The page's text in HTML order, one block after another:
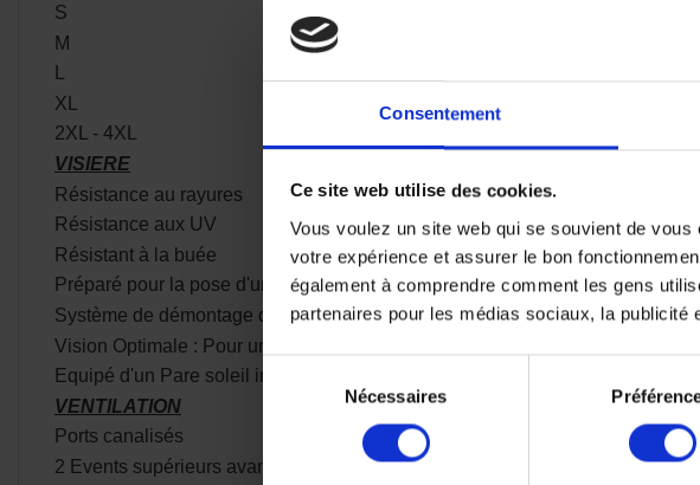
Consentement
Ce site web utilise des cookies.
Vous voulez un site web qui se souvient de
votre expérience et assurer le bon
également à comprendre comment les gens
partenaires pour les médias sociaux, la
Sélection
consentement
Nécessaires
S
M
XL
2XL - 4XL
VISIERE
Résistance au rayures
Résistance aux UV
Résistant à la buée
Préparé pour la pose d'un Pinlock Max Vision Inclus
Système de démontage d’écran rapide
Vision Optimale : Pour une vision parfaite et sécurisante la visière est
Equipé d'un Pare soleil intégré
VENTILATION
Ports canalisés
2 Events supérieurs avant